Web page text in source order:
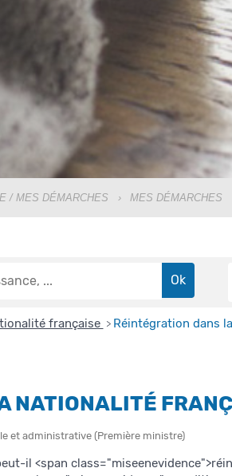
/ MES DÉMARCHES › MES DÉMARCHES
française > Réintégration dans
NATIONALITÉ
et administrative (Première ministre)
il <span